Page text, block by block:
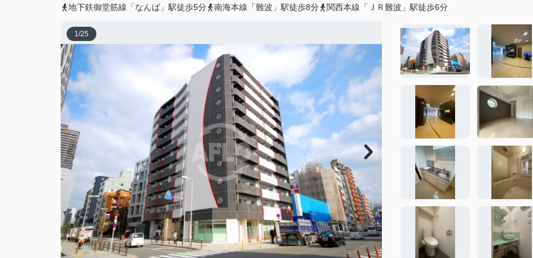
地下鉄御堂筋線「なんば」駅徒歩5分
南海本線「難波」駅徒歩8分 関西本線「ＪＲ難波」駅徒歩6分
1/25